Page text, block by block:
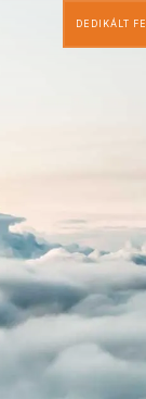
DEDIKÁLT